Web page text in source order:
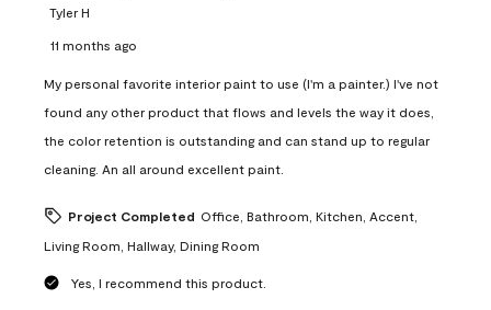
Tyler H
11 months ago
My personal favorite interior paint to use (I'm a painter.) I've not
found any other product that flows and levels the way it does,
the color retention is outstanding and can stand up to regular
cleaning. An all around excellent paint.
Project Completed Office, Bathroom, Kitchen, Accent,
Living Room, Hallway, Dining Room
Yes, I recommend this product.